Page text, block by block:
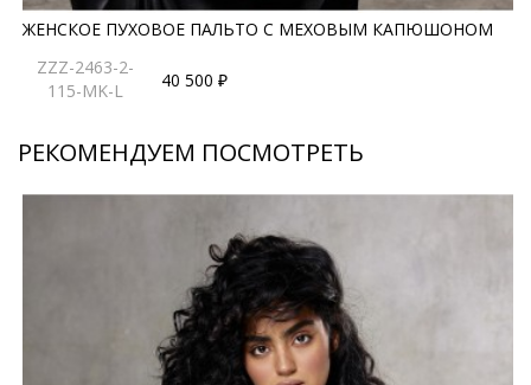
ЖЕНСКОЕ ПУХОВОЕ ПАЛЬТО С МЕХОВЫМ КАПЮШОНОМ
ZZZ-2463-2-
115-MK-L
40 500 ₽
РЕКОМЕНДУЕМ ПОСМОТРЕТЬ